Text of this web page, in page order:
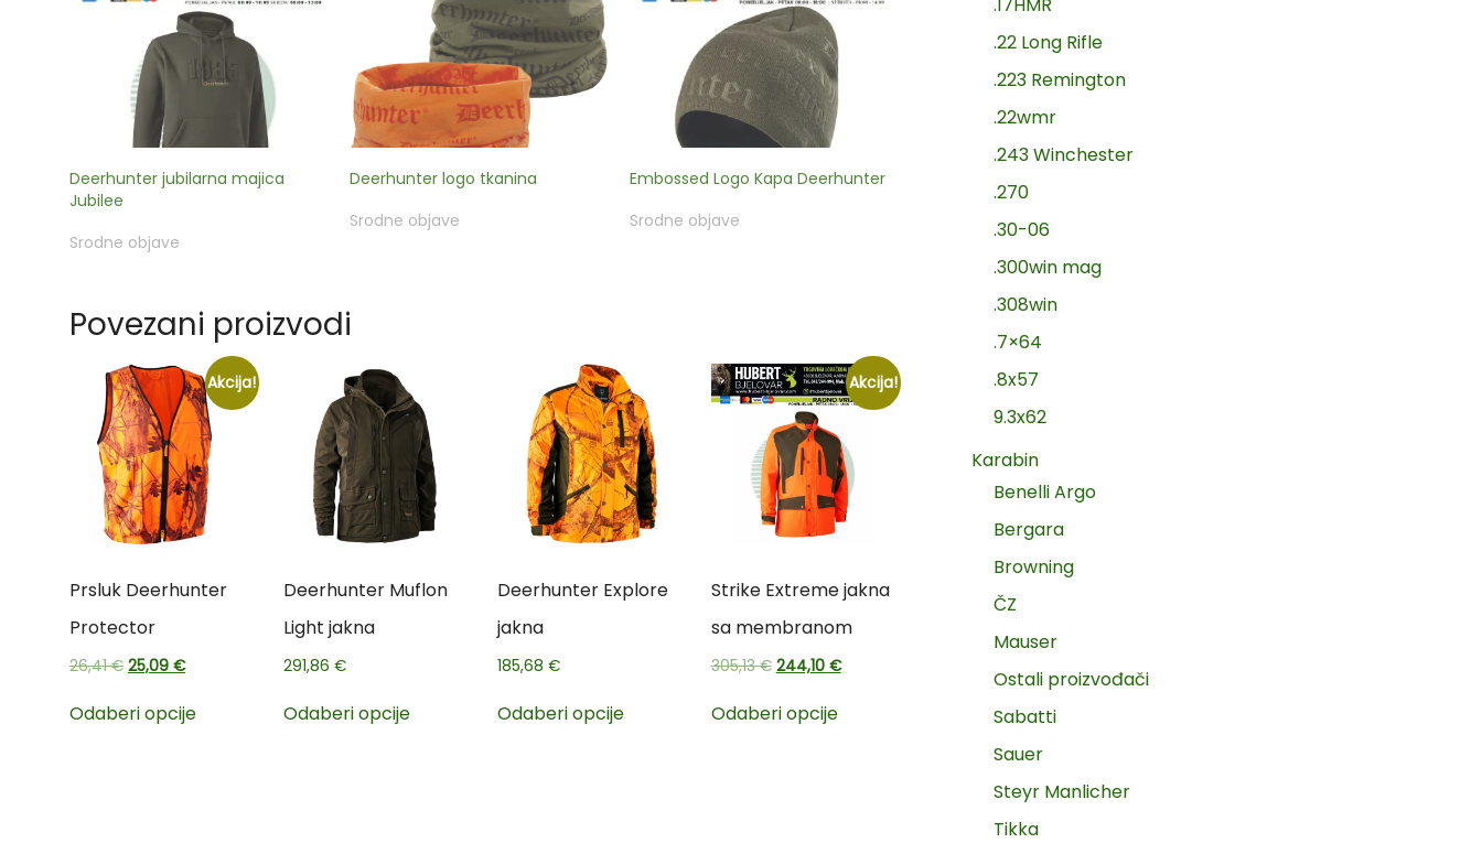
Deerhunter jubilarna majica
Jubilee
Srodne objave
Deerhunter logo tkanina
Srodne objave
Embossed Logo Kapa Deerhunter
Srodne objave
Povezani proizvodi
Akcija!
Prsluk Deerhunter
Protector
26,41€ 25,09 €
Odaberi opcije
Deerhunter Muflon
Light jakna
291,86 €
Odaberi opcije
Deerhunter Explore
jakna
185,68 €
Odaberi opcije
Akcija!
Strike Extreme jakna
sa membranom
305,13€ 244,10 €
Odaberi opcije
.22 Long Rifle
.223 Remington
.22wmr
.243 Winchester
.270
.30-06
.300win mag
.308win
.7×64
.8x57
9.3x62
Karabin
Benelli Argo
Bergara
Browning
ČZ
Mauser
Ostali proizvođači
Sabatti
Sauer
Steyr Manlicher
Tikka